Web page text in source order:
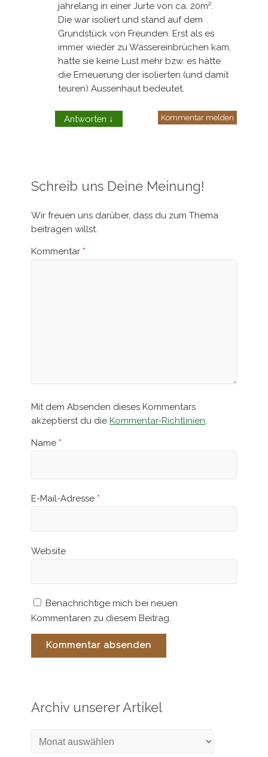
jahrelang in einer Jurte von ca. 20m².
Die war isoliert und stand auf dem
Grundstück von Freunden. Erst als es
immer wieder zu Wassereinbrüchen kam,
hatte sie keine Lust mehr bzw. es hätte
die Erneuerung der isolierten (und damit
teuren) Aussenhaut bedeutet.
Antworten ↓ Kommentar melden
Schreib uns Deine Meinung!
Wir freuen uns darüber, dass du zum Thema
beitragen willst.
Kommentar *
Mit dem Absenden dieses Kommentars
akzeptierst du dieKommentar-Richtlinien.
Name *
E-Mail-Adresse *
Website
Benachrichtige mich bei neuen
Kommentaren zu diesem Beitrag.
Archiv unserer Artikel
Archiv